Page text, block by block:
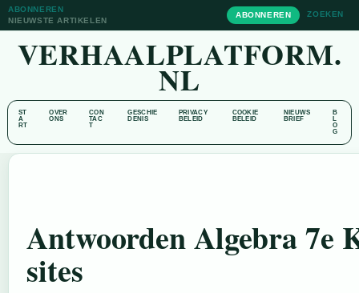
ABONNEREN
NIEUWSTE ARTIKELEN
ABONNEREN ZOEKEN
VERHAALPLATFORM.
NL
ST
A
RT
OVER
ONS
CON
TAC
T
GESCHIE
DENIS
PRIVACY
BELEID
COOKIE
BELEID
NIEUWS
BRIEF
B
L
O
G
Antwoorden Algebra 7e
sites